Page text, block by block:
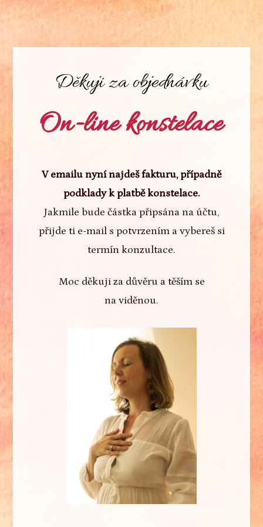
Děkuji za objednávku
On-line konstelace
V emailu nyní najdeš fakturu, případně
podklady k platbě konstelace.
Jakmile bude částka připsána na účtu,
přijde ti e-mail s potvrzením a vybereš si
termín konzultace.
Moc děkuji za důvěru a těším se
na viděnou.